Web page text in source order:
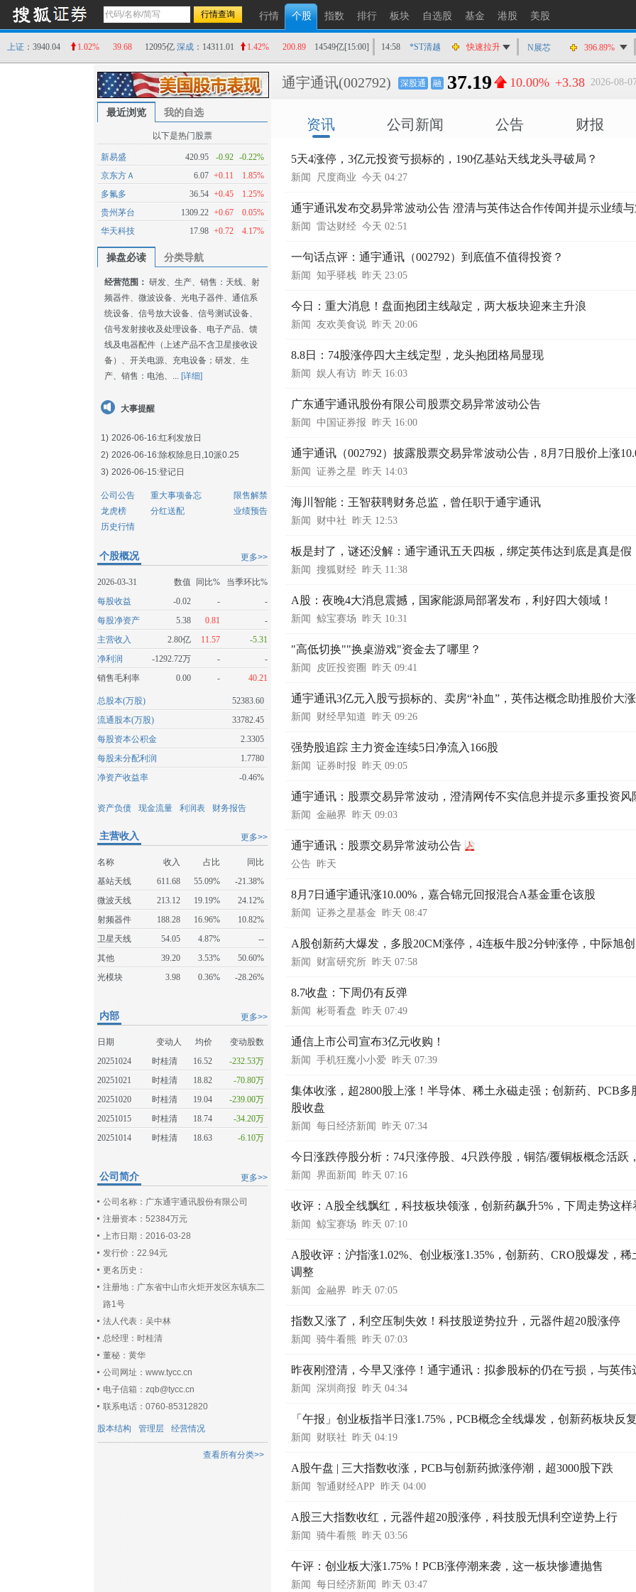
行情 个股 指数 排行 板块 自选股 基金 港股 美股
上证 ：3940.04 1.02% 39.68 12095亿 深成 ：14311.01 1.42% 200.89 14549亿[15:00] 14:58 *ST清越
快速拉升
14:56
上工Ｂ股
快速拉升
14:56
爱丽家居
快速拉升
14:56
南亚新材
猛烈打压
14:55
盛达资源
涨停
14:54
永安药业
快速拉升
14:53
N展芯 396.89%
最近浏览 我的自选
以下是热门股票
新易盛 420.95 -0.92 -0.22%
京东方Ａ
6.07 +0.11
1.85%
多氟多
36.54 +0.45
1.25%
贵州茅台
1309.22 +0.67
0.05%
华天科技
17.98 +0.72 4.17%
操盘必读 分类导航
经营范围： 研发、生产、销售：天线、射
频器件、微波设备、光电子器件、通信系
统设备、信号放大设备、信号测试设备、
信号发射接收及处理设备、电子产品、馈
线及电器配件（上述产品不含卫星接收设
备）、开关电源、充电设备；研发、生
产、销售：电池、... [详细]
大事提醒
1) 2026-06-16:红利发放日
2) 2026-06-16:除权除息日,10派0.25
3) 2026-06-15:登记日
公司公告 重大事项备忘
限售解禁
龙虎榜
分红送配
业绩预告
历史行情
更多>>
个股概况
2026-03-31 数值 同比%
当季环比%
每股收益
-0.02 -
-
每股净资产
5.38 0.81
-
主营收入
2.80亿 11.57
-5.31
净利润
-1292.72万 -
-
销售毛利率
0.00 - 40.21
总股本(万股)
52383.60
流通股本(万股)
33782.45
每股资本公积金
2.3305
每股未分配利润
1.7780
净资产收益率
-0.46%
资产负债 现金流量 利润表 财务报告
更多>>
主营收入
名称 收入 占比
同比
基站天线
611.68 55.09%
-21.38%
微波天线
213.12 19.19%
24.12%
射频器件
188.28 16.96%
10.82%
卫星天线
54.05 4.87%
--
其他
39.20 3.53%
50.60%
光模块
3.98 0.36% -28.26%
更多>>
内部
日期 变动人 均价
变动股数
20251024
时桂清 16.52
-232.53万
20251021
时桂清 18.82
-70.80万
20251020
时桂清 19.04
-239.00万
20251015
时桂清 18.74
-34.20万
20251014
时桂清 18.63 -6.10万
更多>>
公司简介
公司名称：广东通宇通讯股份有限公司
注册资本：52384万元
上市日期：2016-03-28
发行价：22.94元
更名历史：
注册地：广东省中山市火炬开发区东镇东二
路1号
法人代表：吴中林
总经理：时桂清
董秘：黄华
公司网址：www.tycc.cn
电子信箱：zqb@tycc.cn
联系电话：0760-85312820
股本结构 管理层 经营情况
查看所有分类>>
通宇通讯(002792) 深股通 融 37.19 10.00% +3.38 2026-08-
资讯 公司新闻 公告 财报
5天4涨停，3亿元投资亏损标的，190亿基站天线龙头寻破局？
新闻 尺度商业 今天 04:27
通宇通讯发布交易异常波动公告 澄清与英伟达合作传闻并提示业绩
新闻 雷达财经 今天 02:51
一句话点评：通宇通讯（002792）到底值不值得投资？
新闻 知乎驿栈 昨天 23:05
今日：重大消息！盘面抱团主线敲定，两大板块迎来主升浪
新闻 友欢美食说 昨天 20:06
8.8日：74股涨停四大主线定型，龙头抱团格局显现
新闻 娱人有访 昨天 16:03
广东通宇通讯股份有限公司股票交易异常波动公告
新闻 中国证券报 昨天 16:00
通宇通讯（002792）披露股票交易异常波动公告，8月7日股价上涨
新闻 证券之星 昨天 14:03
海川智能：王智获聘财务总监，曾任职于通宇通讯
新闻 财中社 昨天 12:53
板是封了，谜还没解：通宇通讯五天四板，绑定英伟达到底是真是假
新闻 搜狐财经 昨天 11:38
A股：夜晚4大消息震撼，国家能源局部署发布，利好四大领域！
新闻 鲸宝赛场 昨天 10:31
"高低切换""换桌游戏"资金去了哪里？
新闻 皮匠投资圈 昨天 09:41
通宇通讯3亿元入股亏损标的、卖房“补血”，英伟达概念助推股价大涨
新闻 财经早知道 昨天 09:26
强势股追踪 主力资金连续5日净流入166股
新闻 证券时报 昨天 09:05
通宇通讯：股票交易异常波动，澄清网传不实信息并提示多重投资风
新闻 金融界 昨天 09:03
通宇通讯：股票交易异常波动公告
公告 昨天
8月7日通宇通讯涨10.00%，嘉合锦元回报混合A基金重仓该股
新闻 证券之星基金 昨天 08:47
A股创新药大爆发，多股20CM涨停，4连板牛股2分钟涨停，中际旭
新闻 财富研究所 昨天 07:58
8.7收盘：下周仍有反弹
新闻 彬哥看盘 昨天 07:49
通信上市公司宣布3亿元收购！
新闻 手机狂魔小小爱 昨天 07:39
集体收涨，超2800股上涨！半导体、稀土永磁走强；创新药、PCB
股收盘
新闻 每日经济新闻 昨天 07:34
今日涨跌停股分析：74只涨停股、4只跌停股，铜箔/覆铜板概念活跃
新闻 界面新闻 昨天 07:16
收评：A股全线飘红，科技板块领涨，创新药飙升5%，下周走势这样
新闻 鲸宝赛场 昨天 07:10
A股收评：沪指涨1.02%、创业板涨1.35%，创新药、CRO股爆发，
调整
新闻 金融界 昨天 07:05
指数又涨了，利空压制失效！科技股逆势拉升，元器件超20股涨停
新闻 骑牛看熊 昨天 07:03
昨夜刚澄清，今早又涨停！通宇通讯：拟参股标的仍在亏损，与英伟
新闻 深圳商报 昨天 04:34
「午报」创业板指半日涨1.75%，PCB概念全线爆发，创新药板块反
新闻 财联社 昨天 04:19
A股午盘 | 三大指数收涨，PCB与创新药掀涨停潮，超3000股下跌
新闻 智通财经APP 昨天 04:00
A股三大指数收红，元器件超20股涨停，科技股无惧利空逆势上行
新闻 骑牛看熊 昨天 03:56
午评：创业板大涨1.75%！PCB涨停潮来袭，这一板块惨遭抛售
新闻 每日经济新闻 昨天 03:47